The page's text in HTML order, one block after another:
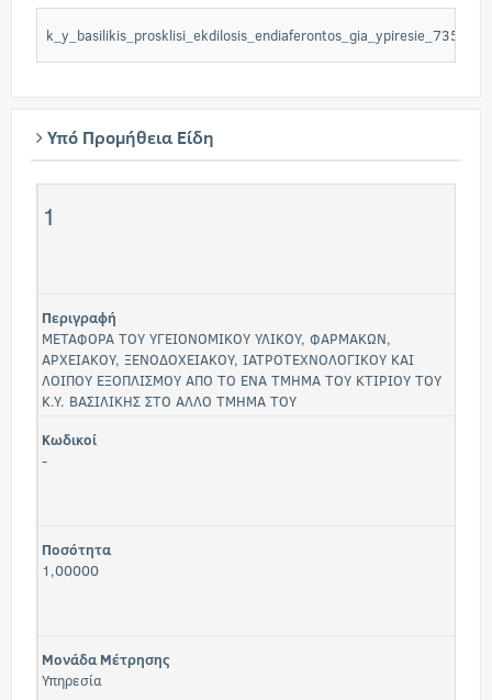
Υπό Προμήθεια Είδη
1
Περιγραφή
ΜΕΤΑΦΟΡΑ ΤΟΥ ΥΓΕΙΟΝΟΜΙΚΟΥ ΥΛΙΚΟΥ, ΦΑΡΜΑΚΩΝ,
ΑΡΧΕΙΑΚΟΥ, ΞΕΝΟΔΟΧΕΙΑΚΟΥ, ΙΑΤΡΟΤΕΧΝΟΛΟΓΙΚΟΥ ΚΑΙ
ΛΟΙΠΟΥ ΕΞΟΠΛΙΣΜΟΥ ΑΠΟ ΤΟ ΕΝΑ ΤΜΗΜΑ ΤΟΥ ΚΤΙΡΙΟΥ ΤΟΥ
Κ.Υ. ΒΑΣΙΛΙΚΗΣ ΣΤΟ ΑΛΛΟ ΤΜΗΜΑ ΤΟΥ
Κωδικοί
-
Ποσότητα
1,00000
Μονάδα Μέτρησης
Υπηρεσία